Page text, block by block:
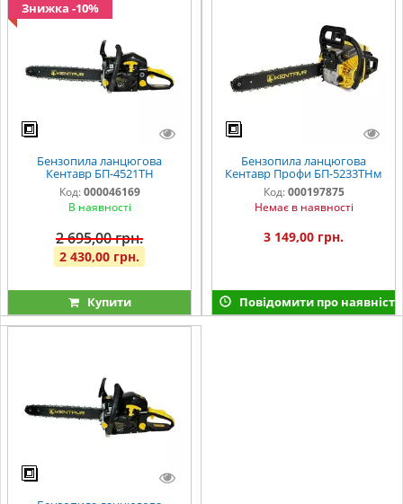
Знижка -10%
Бензопила ланцюгова
Кентавр БП-4521ТН
Код: 000046169
В наявності
2 695,00 грн.
2 430,00 грн.
Купити
Бензопила ланцюгова
Кентавр Профи БП-5233ТНм
Код: 000197875
Немає в наявності
3 149,00 грн.
Повідомити про наявність